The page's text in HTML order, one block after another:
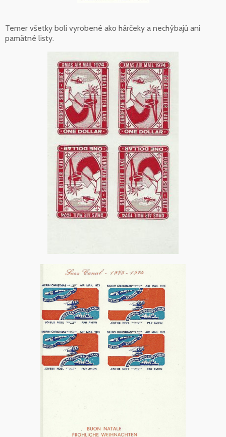
Temer všetky boli vyrobené ako hárčeky a nechýbajú ani
pamätné listy.